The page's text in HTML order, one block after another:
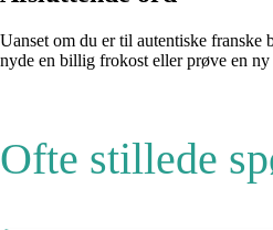
Uanset om du er til autentiske franske
nyde en billig frokost eller prøve en
Ofte stillede